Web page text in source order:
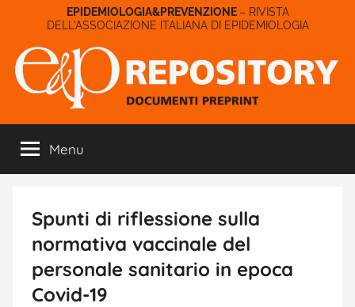
contenuto
– RIVISTA
DELL'ASSOCIAZIONE ITALIANA DI EPIDEMIOLOGIA
E&P
Repository
Menu
Spunti di riflessione sulla
normativa vaccinale del
personale sanitario in epoca
Covid-19